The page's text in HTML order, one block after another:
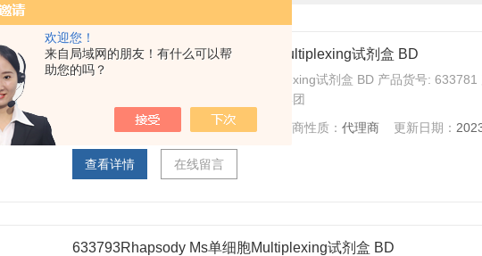
欢迎您！
来自局域网的朋友！有什么可以帮
助您的吗？
BD 633781Rhapsody Hu单细胞Multiplexing试剂盒 BD
产品名称：Rhapsody Hu单细胞Multiplexing试剂盒 BD 产品货号:
牌：BD 买试剂，找华雅——华雅生物集团
访问次数：2328 产品价格： 厂商性质：代理商 更新日期：
查看详情 在线留言
633793Rhapsody Ms单细胞Multiplexing试剂盒 BD